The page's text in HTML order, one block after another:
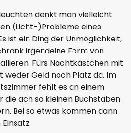
denkt man vielleicht
(Licht-)Probleme eines
ist ein Ding der Unmöglichkeit,
irgendeine Form von
Fürs Nachtkästchen mit
Geld noch Platz da. Im
fehlt es an einem
die ach so kleinen Buchstaben
Bei so etwas kommen dann